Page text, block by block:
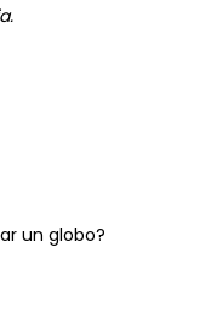
un globo?